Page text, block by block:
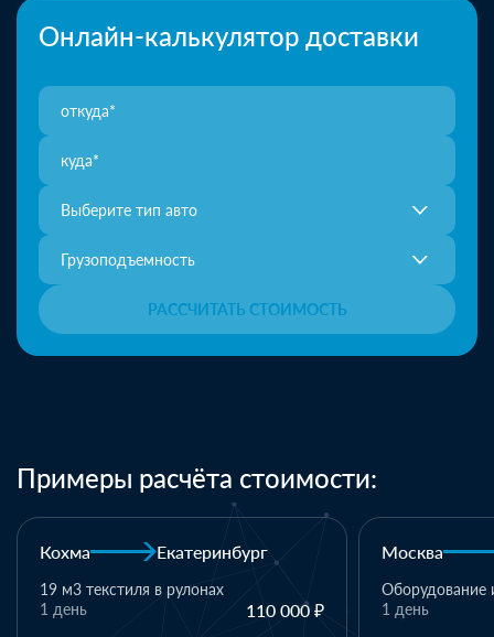
Онлайн-калькулятор доставки
Выберите тип авто
Грузоподъемность
РАССЧИТАТЬ СТОИМОСТЬ
Примеры расчёта стоимости:
Кохма Екатеринбург
19 м3 текстиля в рулонах
110 000 ₽
1 день
Москва
Оборудование
1 день